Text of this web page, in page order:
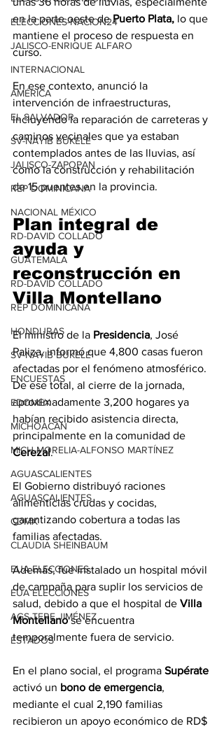
ELECCIONES-NACION24
JALISCO-ENRIQUE ALFARO
INTERNACIONAL
AMÉRICA
EL SALVADOR
SV-NAYIB BUKELE
JALISCO-ZAPOPAN
REP DOMINICANA
NACIONAL MÉXICO
RD-DAVID COLLADO
GUATEMALA
RD-DAVID COLLADO
REP DOMINICANA
HONDURAS
SV-NAYIB BUKELE
ENCUESTAS
EDOMEX
MICHOACÁN
MICH-MORELIA-ALFONSO MARTÍNEZ
AGUASCALIENTES
AGUASCALIENTES
CDMX
CLAUDIA SHEINBAUM
EUA ELECCIONES
EUA ELECCIONES
AGS-TERE JIMÉNEZ
ESTADOS
en la parte oeste de Puerto Plata, lo que
mantiene el proceso de respuesta en
curso.
En ese contexto, anunció la
intervención de infraestructuras,
incluyendo la reparación de carreteras y
caminos vecinales que ya estaban
contemplados antes de las lluvias, así
como la construcción y rehabilitación
de 15 puentes en la provincia.
Plan integral de
ayuda y
reconstrucción en
Villa Montellano
El ministro de la Presidencia, José
Paliza, informó que 4,800 casas fueron
afectadas por el fenómeno atmosférico.
De ese total, al cierre de la jornada,
aproximadamente 3,200 hogares ya
habían recibido asistencia directa,
principalmente en la comunidad de
Cerezal.
El Gobierno distribuyó raciones
alimenticias crudas y cocidas,
garantizando cobertura a todas las
familias afectadas.
Además, fue instalado un hospital móvil
de campaña para suplir los servicios de
salud, debido a que el hospital de Villa
Montellano se encuentra
temporalmente fuera de servicio.
En el plano social, el programa Supérate
activó un bono de emergencia,
mediante el cual 2,190 familias
recibieron un apoyo económico de RD$